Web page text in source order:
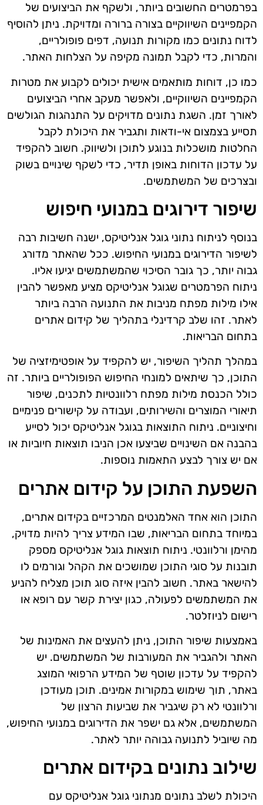
בפרמטרים החשובים ביותר, ולשקף את הביצועים של
הקמפיינים השיווקיים בצורה ברורה ומדויקת. ניתן להוסיף
לדוח נתונים כמו מקורות תנועה, דפים פופולריים,
והמרות, כדי לקבל תמונה מקיפה על הצלחות האתר.
כמו כן, דוחות מותאמים אישית יכולים לקבוע את מטרות
הקמפיינים השיווקיים, ולאפשר מעקב אחרי הביצועים
לאורך זמן. השגת נתונים מדויקים על התנהגות הגולשים
תסייע בצמצום אי-ודאות ותגביר את היכולת לקבל
החלטות מושכלות בנוגע לתוכן ולשיווק. חשוב להקפיד
על עדכון הדוחות באופן תדיר, כדי לשקף שינויים בשוק
ובצרכים של המשתמשים.
שיפור דירוגים במנועי חיפוש
בנוסף לניתוח נתוני גוגל אנליטיקס, ישנה חשיבות רבה
לשיפור הדירוגים במנועי החיפוש. ככל שהאתר מדורג
גבוה יותר, כך גובר הסיכוי שהמשתמשים יגיעו אליו.
ניתוח הפרמטרים שגוגל אנליטיקס מציע מאפשר להבין
אילו מילות מפתח מניבות את התנועה הרבה ביותר
לאתר. זהו שלב קרדינלי בתהליך של קידום אתרים
בתחום הבריאות.
במהלך תהליך השיפור, יש להקפיד על אופטימיזציה של
התוכן, כך שיתאים למונחי החיפוש הפופולריים ביותר. זה
כולל הכנסת מילות מפתח רלוונטיות לתכנים, שיפור
תיאורי המוצרים והשירותים, ועבודה על קישורים פנימיים
וחיצוניים. ניתוח התוצאות בגוגל אנליטיקס יכול לסייע
בהבנה אם השינויים שביצעו אכן הניבו תוצאות חיוביות או
אם יש צורך לבצע התאמות נוספות.
השפעת התוכן על קידום אתרים
התוכן הוא אחד האלמנטים המרכזיים בקידום אתרים,
במיוחד בתחום הבריאות, שבו המידע צריך להיות מדויק,
מהימן ורלוונטי. ניתוח תוצאות גוגל אנליטיקס מספק
תובנות על סוגי התוכן שמושכים את הקהל וגורמים לו
להישאר באתר. חשוב להבין איזה סוג תוכן מצליח להניע
את המשתמשים לפעולה, כגון יצירת קשר עם רופא או
רישום לניוזלטר.
באמצעות שיפור התוכן, ניתן להעצים את האמינות של
האתר ולהגביר את המעורבות של המשתמשים. יש
להקפיד על עדכון שוטף של המידע הרפואי המוצג
באתר, תוך שימוש במקורות אמינים. תוכן מעודכן
ורלוונטי לא רק שיגביר את שביעות הרצון של
המשתמשים, אלא גם ישפר את הדירוגים במנועי החיפוש,
מה שיוביל לתנועה גבוהה יותר לאתר.
שילוב נתונים בקידום אתרים
היכולת לשלב נתונים מנתוני גוגל אנליטיקס עם